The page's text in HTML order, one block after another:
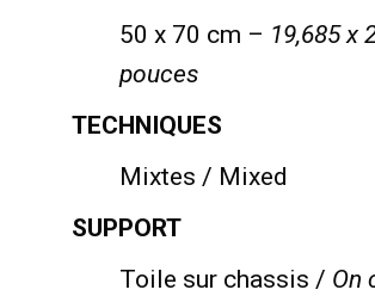
50 x 70 cm – 19,685 x
pouces
TECHNIQUES
Mixtes / Mixed
SUPPORT
Toile sur chassis / On